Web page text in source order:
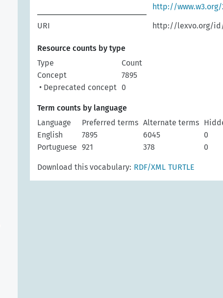
http://www.w3.org/
URI http://lexvo.org/
Resource counts by type
Type
Count
Concept
7895
• Deprecated concept 0
Term counts by language
Language
Preferred terms Alternate terms
English
7895 6045
0
Portuguese 921 378 0
Download this vocabulary: RDF/XML TURTLE